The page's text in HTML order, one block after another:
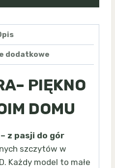
dodatkowe
PIĘKNO
DOMU
z pasji do gór
szczytów w
Każdy model to małe